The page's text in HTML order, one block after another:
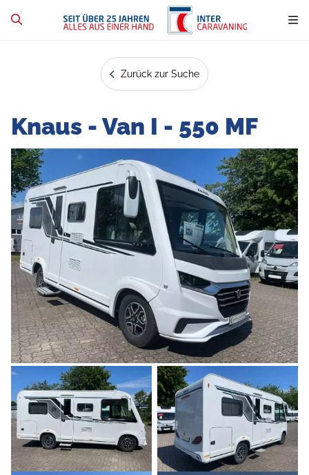
Zurück zur Suche
Knaus - Van I - 550 MF